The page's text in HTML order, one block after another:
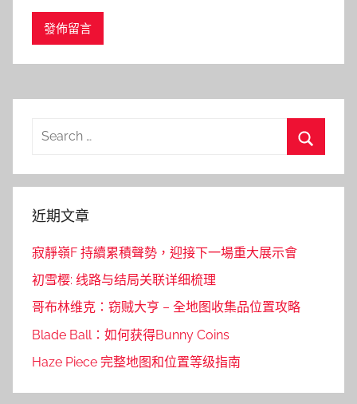
Search
近期文章
寂靜嶺F 持續累積聲勢，迎接下一場重大展示會
初雪樱: 线路与结局关联详细梳理
哥布林维克：窃贼大亨 – 全地图收集品位置攻略
Blade Ball：如何获得Bunny Coins
Haze Piece 完整地图和位置等级指南